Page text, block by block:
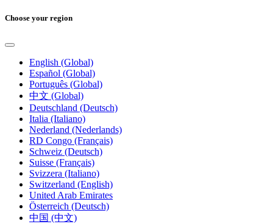
Choose your region
English (Global)
Español (Global)
Português (Global)
中文 (Global)
Deutschland (Deutsch)
Italia (Italiano)
Nederland (Nederlands)
RD Congo (Français)
Schweiz (Deutsch)
Suisse (Français)
Svizzera (Italiano)
Switzerland (English)
United Arab Emirates
Österreich (Deutsch)
中国 (中文)